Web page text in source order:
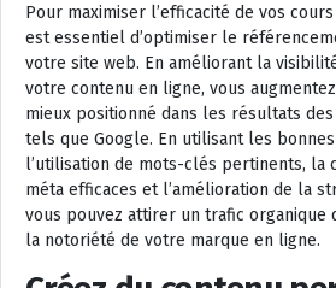
Pour maximiser l’efficacité de vos
est essentiel d’optimiser le
votre site web. En améliorant la
votre contenu en ligne, vous
mieux positionné dans les résultats
tels que Google. En utilisant les
l’utilisation de mots-clés pertinents, la
méta efficaces et l’amélioration de la
vous pouvez attirer un trafic organique
la notoriété de votre marque en ligne.